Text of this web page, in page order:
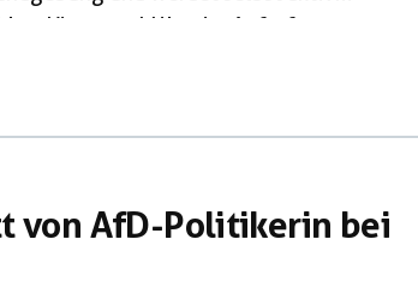
Hier der Aufruf zur
von AfD-Politikerin bei